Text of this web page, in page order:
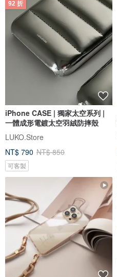
92 折
iPhone CASE | 獨家太空系列 |
一體成形電鍍太空羽絨防摔殼
LUKO.Store
NT$ 790 NT$ 850
可客製